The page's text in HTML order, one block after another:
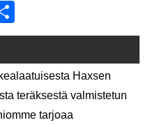
Haxsen
teräksestä valmistetun
tarjoaa